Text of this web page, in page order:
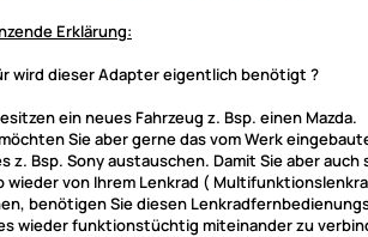
Erklärung:
wird dieser Adapter eigentlich benötigt ?
ein neues Fahrzeug z. Bsp. einen Mazda.
Sie aber gerne das vom Werk
z. Bsp. Sony austauschen. Damit Sie aber auch
wieder von Ihrem Lenkrad (
benötigen Sie diesen
wieder funktionstüchtig miteinander zu